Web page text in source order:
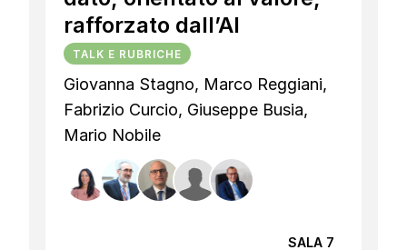
rafforzato dall’AI
TALK E RUBRICHE
Giovanna Stagno, Marco Reggiani,
Fabrizio Curcio, Giuseppe Busia,
Mario Nobile
SALA 7